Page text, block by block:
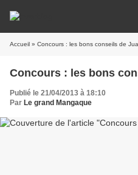
Accueil » Concours : les bons conseils de
Concours : les bons
Publié le 21/04/2013 à 18:10
Par Le grand Mangaque